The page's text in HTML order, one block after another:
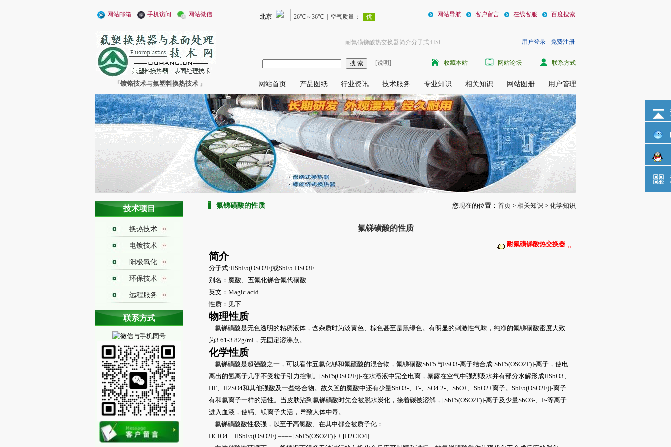
『镀铬技术与氟塑料换热技术 』
耐氟磺锑酸热交换器简介分子式:HSbF5(OSO2F)或SbF5·HSO3F别名：魔酸、五氟化锑合氟代磺酸英文：Magic acid性质
用户登录 免费注册
[说明] 收藏本站 网站论坛 联系方式
网站首页 产品图纸 行业资讯 技术服务 专业知识 相关知识 网站图册 用户管理
技术项目
换热技术
电镀技术
阳极氧化
环保技术
远程服务
换热图册
铁氟龙换热器焊接技术
聚四氟乙烯焊接技术
聚四氟乙烯换热器制造技术
聚四氟乙烯换热器焊接技术
联系方式
氟锑磺酸的性质 您现在的位置： 首页 > 相关知识 > 化学知识
氟锑磺酸的性质
耐氟磺锑酸热交换器
简介
分子式:HSbF5(OSO2F)或SbF5·HSO3F
别名：魔酸、五氟化锑合氟代磺酸
英文：Magic acid
性质：见下
物理性质
氟锑磺酸是无色透明的粘稠液体，含杂质时为淡黄色、棕色甚至是黑绿色。有明显的刺激性气味，纯净的氟锑磺酸密度大致
为3.61-3.82g/ml，无固定溶沸点。
化学性质
氟锑磺酸是超强酸之一，可以看作五氟化锑和氟硫酸的混合物，氟锑磺酸SbF5与FSO3-离子结合成[SbF5(OSO2F)]-离子，使电
离出的氢离子几乎不受粒子引力控制。[SbF5(OSO2F)]-在水溶液中完全电离，暴露在空气中强烈吸水并有部分水解形成HSbO3、
HF、H2SO4和其他强酸及一些络合物。故久置的魔酸中还有少量SbO3-、F-、SO4 2-、SbO+、SbO2+离子。SbF5(OSO2F)]-离子
有和氟离子一样的活性。当皮肤沾到氟锑磺酸时先会被脱水炭化，接着碳被溶解，[SbF5(OSO2F)]-离子及少量SbO3-、F-等离子
进入血液，使钙、镁离子失活，导致人体中毒。
氟锑磺酸酸性极强，以至于高氯酸、在其中都会被质子化：
HClO4 + HSbF5(OSO2F) ==== [SbF5(OSO2F)]- + [H2ClO4]+
网站邮箱 手机访问 网站微信 网站导航 客户留言 在线客服 百度搜索